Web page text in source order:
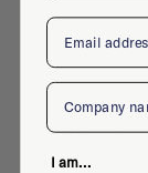
Aert van
Email
Company
I am...